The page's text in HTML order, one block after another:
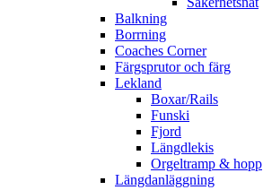
Balkning
Borrning
Coaches Corner
Färgsprutor och färg
Lekland
Boxar/Rails
Funski
Fjord
Längdlekis
Orgeltramp & hopp
Längdanläggning